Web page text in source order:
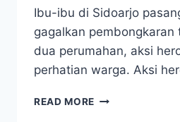
Ibu-ibu di Sidoarjo
gagalkan
dua perumahan, aksi
perhatian warga. Aksi
READ MORE AKSI